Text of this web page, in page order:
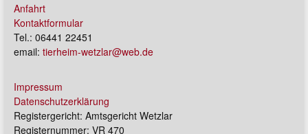
Anfahrt
Kontaktformular
Tel.: 06441 22451
email: tierheim-wetzlar@web.de
Impressum
Datenschutzerklärung
Registergericht: Amtsgericht Wetzlar
Registernummer: VR 470